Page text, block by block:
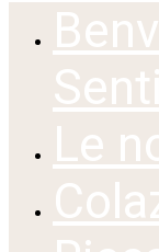
Le